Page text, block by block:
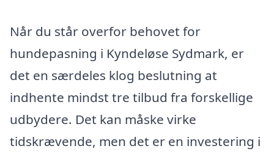
Når du står overfor behovet for
hundepasning i Kyndeløse Sydmark, er
det en særdeles klog beslutning at
indhente mindst tre tilbud fra forskellige
udbydere. Det kan måske virke
tidskrævende, men det er en investering i